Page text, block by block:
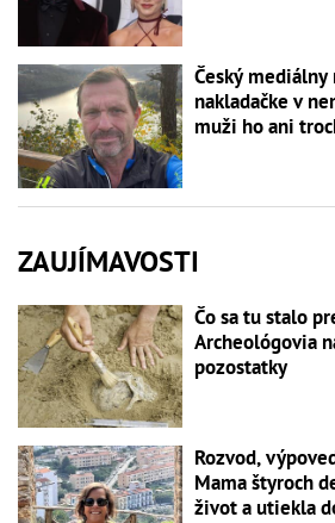
Český
nakladačke v
muži ho ani
ZAUJÍMAVOSTI
Čo sa tu stalo
Archeológovia
pozostatky
Rozvod,
Mama štyroch
život a utiekla